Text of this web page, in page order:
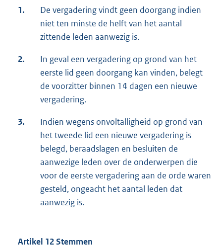
1.
De vergadering vindt geen doorgang indien
niet ten minste de helft van het aantal
zittende leden aanwezig is.
2.
In geval een vergadering op grond van het
eerste lid geen doorgang kan vinden, belegt
de voorzitter binnen 14 dagen een nieuwe
vergadering.
3.
Indien wegens onvoltalligheid op grond van
het tweede lid een nieuwe vergadering is
belegd, beraadslagen en besluiten de
aanwezige leden over de onderwerpen die
voor de eerste vergadering aan de orde waren
gesteld, ongeacht het aantal leden dat
aanwezig is.
Artikel 12 Stemmen